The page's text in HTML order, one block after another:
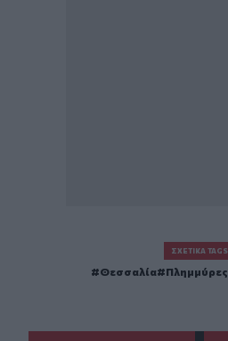
ΣΧΕΤΙΚΆ TAGS
Θεσσαλία Πλημμύρες